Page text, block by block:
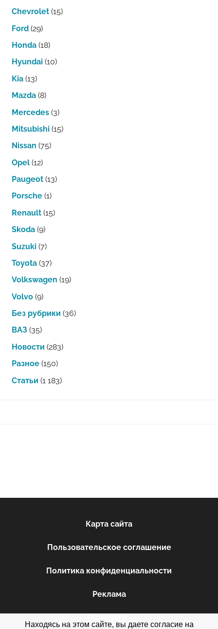
Chevrolet (15)
Ford (29)
Honda (18)
Hyundai (10)
Kia (13)
Mazda (8)
Mercedes (3)
Mitsubishi (15)
Nissan (75)
Opel (12)
Paugeot (13)
Porsche (1)
Renault (15)
Skoda (9)
Suzuki (7)
Toyota (37)
Volkswagen (19)
Volvo (9)
Без рубрики (36)
ВАЗ (35)
Новости (283)
Разное (150)
Статьи (1 183)
Карта сайта
Пользовательское соглашение
Политика конфиденциальности
Реклама
Находясь на этом сайте, вы даете согласие на